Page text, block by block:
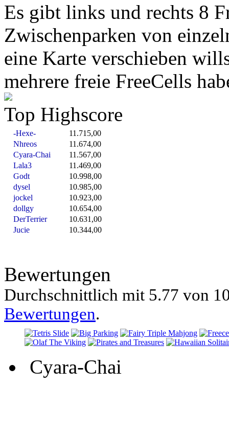
Es gibt links und rechts 8
Zwischenparken von
eine Karte verschieben
mehrere freie FreeCells
Top Highscore
-Hexe-
11.715,00
Nhreos
11.674,00
Cyara-Chai
11.567,00
Lala3
11.469,00
Godt
10.998,00
dysel
10.985,00
jockel
10.923,00
dollgy
10.654,00
DerTerrier
10.631,00
Jucie
10.344,00
Bewertungen
Durchschnittlich mit 5.77 von
Bewertungen.
Cyara-Chai